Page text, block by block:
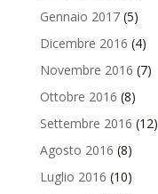
Gennaio 2017(5)
Dicembre 2016 (4)
Novembre 2016 (7)
Ottobre 2016 (8)
Settembre 2016 (12)
Agosto 2016 (8)
Luglio 2016 (10)